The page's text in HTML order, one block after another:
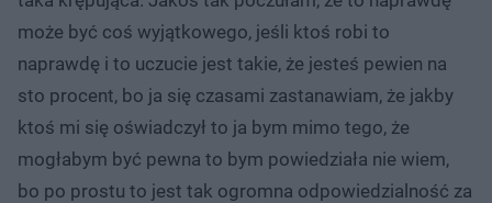
może być coś wyjątkowego, jeśli ktoś robi to
naprawdę i to uczucie jest takie, że jesteś pewien na
sto procent, bo ja się czasami zastanawiam, że jakby
ktoś mi się oświadczył to ja bym mimo tego, że
mogłabym być pewna to bym powiedziała nie wiem,
bo po prostu to jest tak ogromna odpowiedzialność za